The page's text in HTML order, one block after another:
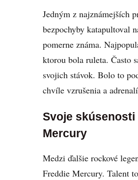
Jedným z najznámejších
bezpochyby katapultoval
pomerne známa.
ktorou bola ruleta. Často
svojich stávok. Bolo to
chvíle vzrušenia a
Svoje skúsenosti
Mercury
Medzi ďalšie rockové
Freddie Mercury. Talent